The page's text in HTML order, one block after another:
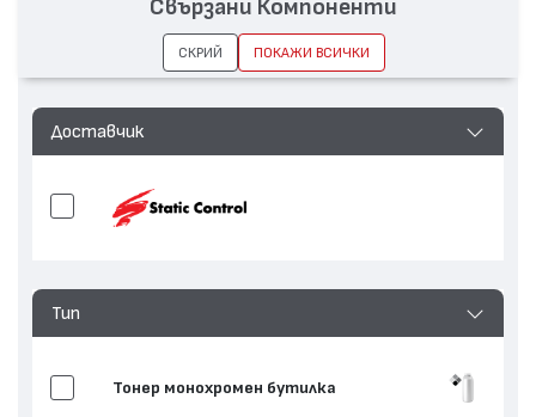
Доставчик
Тип
Тонер монохромен бутилка
Свързани Компоненти
СКРИЙ ПОКАЖИ ВСИЧКИ